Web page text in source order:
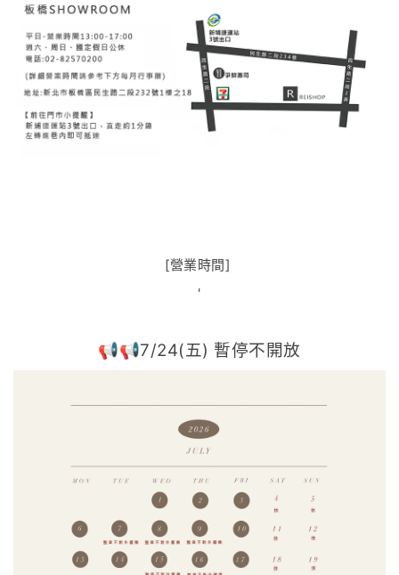
[營業時間]
'
📢📢7/24(五) 暫停不開放